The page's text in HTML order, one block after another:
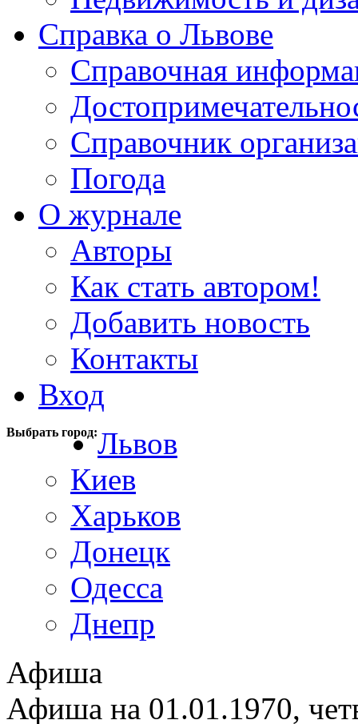
Справка о Львове
Справочная
Справочник
Погода
О журнале
Авторы
Как стать автором!
Добавить новость
Контакты
Вход
Выбрать город:Львов
Киев
Харьков
Донецк
Одесса
Днепр
Афиша
Афиша на 01.01.1970,